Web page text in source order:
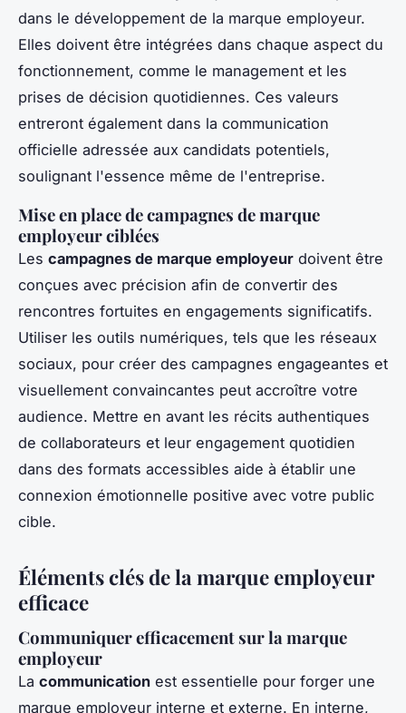
dans le développement de la marque employeur.
Elles doivent être intégrées dans chaque aspect du
fonctionnement, comme le management et les
prises de décision quotidiennes. Ces valeurs
entreront également dans la communication
officielle adressée aux candidats potentiels,
soulignant l'essence même de l'entreprise.
Mise en place de campagnes de marque
employeur ciblées
Les campagnes de marque employeur doivent être
conçues avec précision afin de convertir des
rencontres fortuites en engagements significatifs.
Utiliser les outils numériques, tels que les réseaux
sociaux, pour créer des campagnes engageantes et
visuellement convaincantes peut accroître votre
audience. Mettre en avant les récits authentiques
de collaborateurs et leur engagement quotidien
dans des formats accessibles aide à établir une
connexion émotionnelle positive avec votre public
cible.
Éléments clés de la marque employeur
efficace
Communiquer efficacement sur la marque
employeur
La communication est essentielle pour forger une
marque employeur interne et externe. En interne,